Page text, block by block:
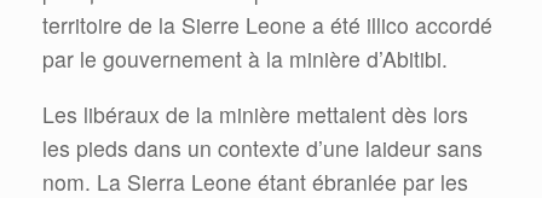
territoire de la Sierre Leone a été illico accordé
par le gouvernement à la minière d’Abitibi.
Les libéraux de la minière mettaient dès lors
les pieds dans un contexte d’une laideur sans
nom. La Sierra Leone étant ébranlée par les